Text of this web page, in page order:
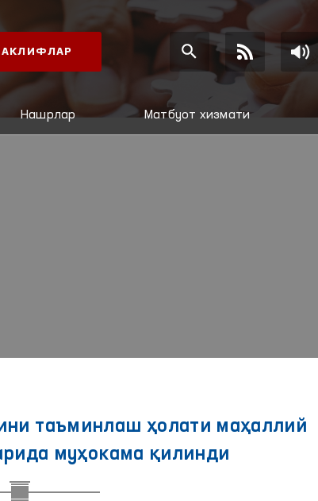
Нашрлар Матбуот хизмати
таъминлаш ҳолати маҳаллий
муҳокама қилинди